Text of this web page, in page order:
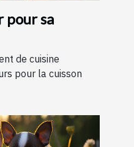
pour sa
de cuisine
pour la cuisson